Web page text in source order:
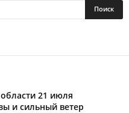
21 июля
и сильный ветер